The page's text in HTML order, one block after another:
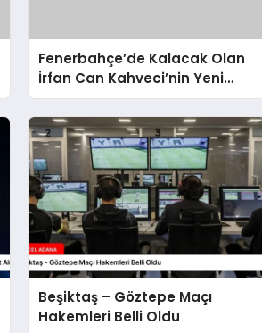
Fenerbahçe’de Kalacak Olan
İrfan Can Kahveci’nin Yeni
Sözleşmesi
Beşiktaş – Göztepe Maçı
Hakemleri Belli Oldu